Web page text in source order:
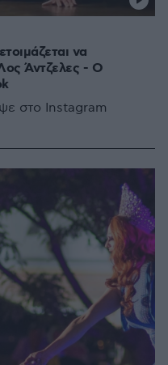
να
Άντζελες - Ο
στο Instagram